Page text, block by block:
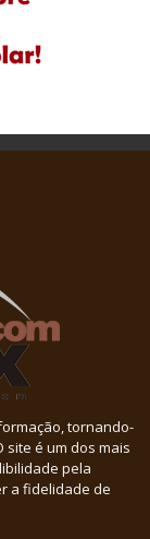
tornando-
site é um dos mais
pela
a fidelidade de